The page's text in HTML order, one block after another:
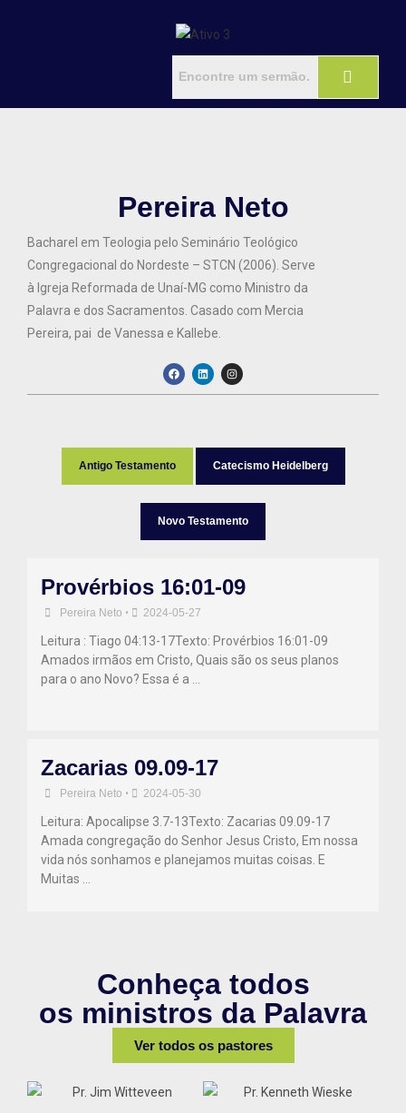
Bacharel em Teologia pelo Seminário Teológico
Congregacional do Nordeste – STCN (2006). Serve
à Igreja Reformada de Unaí-MG como Ministro da
Palavra e dos Sacramentos. Casado com Mercia
Pereira, pai de Vanessa e Kallebe.
Pereira Neto
Antigo Testamento Catecismo Heidelberg
Novo Testamento
Provérbios 16:01-09
Pereira Neto • 2024-05-27
Leitura : Tiago 04:13-17Texto: Provérbios 16:01-09
Amados irmãos em Cristo, Quais são os seus planos
para o ano Novo? Essa é a …
Zacarias 09.09-17
Pereira Neto • 2024-05-30
Leitura: Apocalipse 3.7-13Texto: Zacarias 09.09-17
Amada congregação do Senhor Jesus Cristo, Em nossa
vida nós sonhamos e planejamos muitas coisas. E
Muitas …
Conheça todos
os ministros da Palavra
Ver todos os pastores